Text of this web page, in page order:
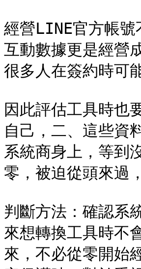
經營LINE官方帳號
互動數據更是經營
很多人在簽約時可
因此評估工具時也
自己，二、這些資
系統商身上，等到
零，被迫從頭來過
判斷方法：確認系
來想轉換工具時不
來，不必從零開始